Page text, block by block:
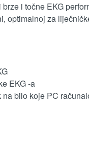
i točne EKG
optimalnoj za
EKG -a
bilo koje PC